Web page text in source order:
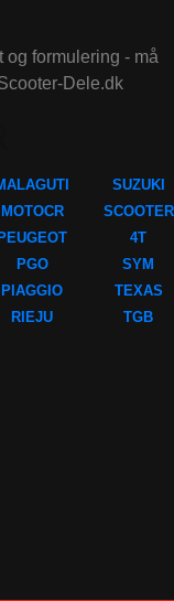
og formulering - må
Dele.dk
MOTOCR
PEUGEOT
PGO
PIAGGIO
RIEJU
SUZUKI
SCOOTER
4T
SYM
TEXAS
TGB